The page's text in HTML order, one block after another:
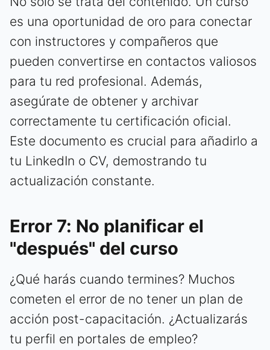
es una oportunidad de oro para conectar
con instructores y compañeros que
pueden convertirse en contactos valiosos
para tu red profesional. Además,
asegúrate de obtener y archivar
correctamente tu certificación oficial.
Este documento es crucial para añadirlo a
tu LinkedIn o CV, demostrando tu
actualización constante.
Error 7: No planificar el
"después" del curso
¿Qué harás cuando termines? Muchos
cometen el error de no tener un plan de
acción post-capacitación. ¿Actualizarás
tu perfil en portales de empleo?